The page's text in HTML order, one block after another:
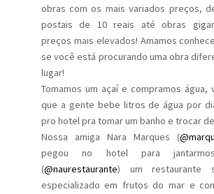
obras com os mais variados preços,
postais de 10 reais até obras
preços mais elevados! Amamos
se você está procurando uma obra
lugar!
Tomamos um açaí e compramos água,
que a gente bebe litros de água por
pro hotel pra tomar um banho e trocar
Nossa amiga Nara Marques (
pegou no hotel para
(@naurestaurante) um restaurante
especializado em frutos do mar e